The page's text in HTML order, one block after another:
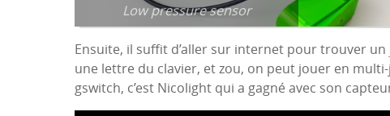
Low pressure sensor
Ensuite, il suffit d’aller sur internet pour trouver un
une lettre du clavier, et zou, on peut jouer en
gswitch, c’est Nicolight qui a gagné avec son